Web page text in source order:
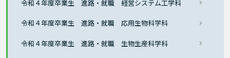
令和４年度卒業生 進路・就職 経営システム工学科
令和４年度卒業生 進路・就職 応用生物科学科
令和４年度卒業生 進路・就職 生物生産科学科